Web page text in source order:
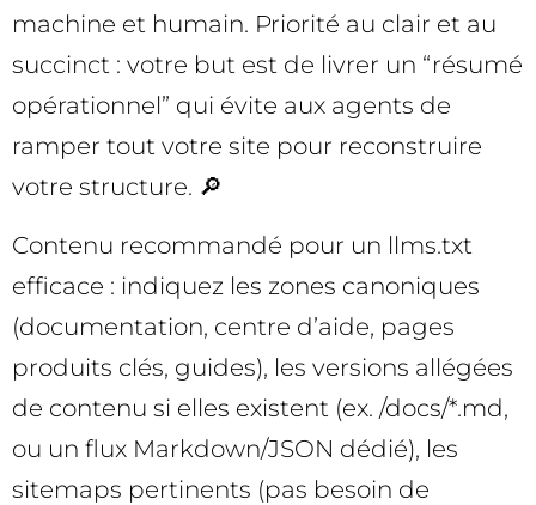
machine et humain. Priorité au clair et au
succinct : votre but est de livrer un “résumé
opérationnel” qui évite aux agents de
ramper tout votre site pour reconstruire
votre structure. 🔎
Contenu recommandé pour un llms.txt
efficace : indiquez les zones canoniques
(documentation, centre d’aide, pages
produits clés, guides), les versions allégées
de contenu si elles existent (ex. /docs/*.md,
ou un flux Markdown/JSON dédié), les
sitemaps pertinents (pas besoin de